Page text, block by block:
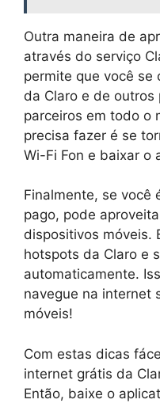
Outra maneira de
através do serviço
permite que você se
da Claro e de
parceiros em todo o
precisa fazer é se
Wi-Fi Fon e baixar o
Finalmente, se você
pago, pode
dispositivos móveis.
hotspots da Claro e
automaticamente.
navegue na internet
móveis!
Com estas dicas
internet grátis da
Então, baixe o